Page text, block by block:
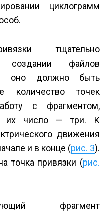
циклограмм
тщательно
создании файлов
оно должно быть
количество точек
с фрагментом,
их число — три. К
движения
и в конце (рис. 3).
точка привязки (рис.
фрагмент